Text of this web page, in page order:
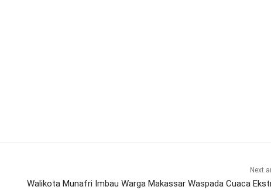
Next
Walikota Munafri Imbau Warga Makassar Waspada Cuaca